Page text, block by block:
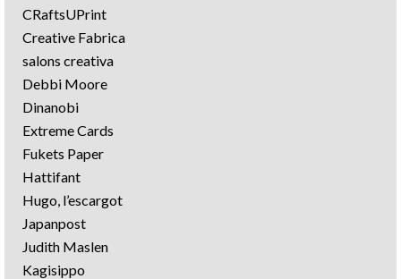
CRaftsUPrint
Creative Fabrica
salons creativa
Debbi Moore
Dinanobi
Extreme Cards
Fukets Paper
Hattifant
Hugo, l’escargot
Japanpost
Judith Maslen
Kagisippo